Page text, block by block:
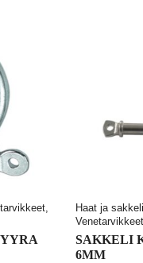
Haat ja
Venetarvikkeet
SAKKELI
6MM